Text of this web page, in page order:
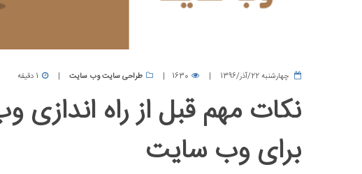
چهارشنبه 22/آذر/1396 1630 طراحی سایت وب سایت 1 دقیقه
نکات مهم قبل از راه
برای وب سایت